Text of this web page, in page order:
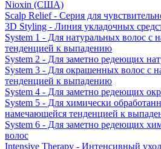
Nioxin (США)
Scalp Relief - Серия для
3D Styling - Линия укладочных
System 1 - Для натуральных волос с
тенденцией к выпадению
System 2 - Для заметно редеющих
System 3 - Для окрашенных волос с
тенденцией к выпадению
System 4 - Для заметно редеющих
System 5 - Для химически
намечающейся тенденцией к
System 6 - Для заметно редеющих
волос
Intensive Therapy - Интенсивный уход